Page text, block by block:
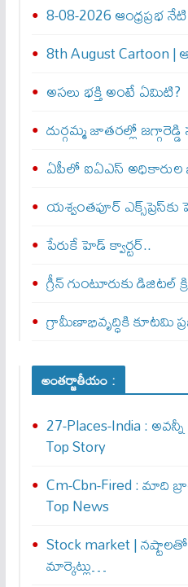
8-08-2026 ఆంధ్రప్రభ
8th August Cartoon |
అసలు భక్తి అంటే ఏమిటి?
దుర్గమ్మ జాతరల్లో
ఏపీలో ఐఏఎస్ అధికారుల
యశ్వంతపూర్
పేరుకే హెడ్ క్వార్టర్..
గ్రీన్ గుంటూరుకు
గ్రామీణాభివృద్ధికి కూటమి
అంతర్జాతీయం :
27-Places-India :
Top Story
Cm-Cbn-Fired : మాది
Top News
Stock market |
మార్కెట్లు…